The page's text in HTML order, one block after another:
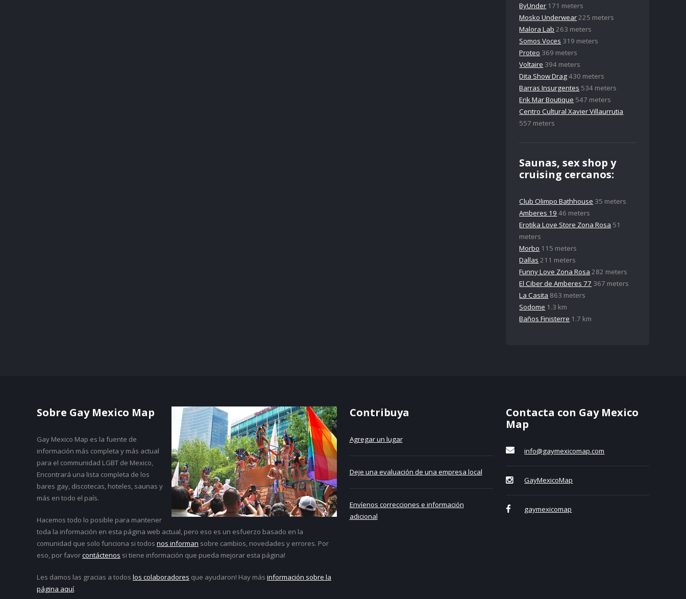
ByUnder 171 meters
Mosko Underwear 225 meters
Malora Lab 263 meters
Somos Voces 319 meters
Proteo 369 meters
Voltaire 394 meters
Dita Show Drag430 meters
Barras Insurgentes 534 meters
Erik Mar Boutique 547 meters
Centro Cultural Xavier Villaurrutia
557 meters
Saunas, sex shop y
cruising cercanos:
Club Olimpo Bathhouse 35 meters
Amberes 19 46 meters
Erotika Love Store Zona Rosa 51
meters
Morbo 115 meters
Dallas 211 meters
Funny Love Zona Rosa 282 meters
El Ciber de Amberes 77 367 meters
La Casita 863 meters
Sodome 1.3 km
Baños Finisterre 1.7 km
Sobre Gay Mexico Map
Gay Mexico Map es la fuente de
información más completa y más actual
para el communidad LGBT de Mexico,
Encontrará una lista completa de los
bares gay, discotecas, hoteles, saunas y
más en todo el país.
Hacemos todo lo posible para mantener
toda la información en esta página web actual, pero eso es un esfuerzo basado en la
comunidad que solo funciona si todos nos informan sobre cambios, novedades y errores. Por
eso, por favorcontáctenos si tiene información que pueda mejorar esta página!
Les damos las gracias a todos los colaboradores que ayudaron! Hay más información sobre la
página aquí.
Contribuya
Agregar un lugar
Deje una evaluación de una empresa local
Envíenos correcciones e información
adicional
Contacta con Gay Mexico
Map
info@gaymexicomap.com
GayMexicoMap
gaymexicomap